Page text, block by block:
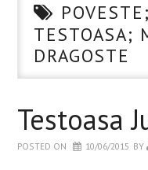
DESPRE MINE
ZOOM IN VIATA
RETETE INCERCATE
TESTOASA;
DRAGOSTE
Testoasa
POSTED ON 10/06/2015 BY